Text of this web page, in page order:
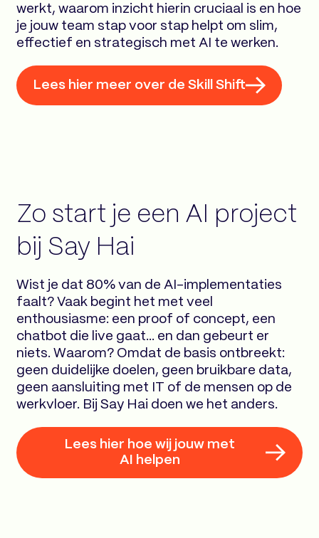
werkt, waarom inzicht hierin cruciaal is en hoe
je jouw team stap voor stap helpt om slim,
effectief en strategisch met AI te werken.
Lees hier meer over de Skill Shift
Zo start je een AI project
bij Say Hai
Wist je dat 80% van de AI-implementaties
faalt? Vaak begint het met veel
enthousiasme: een proof of concept, een
chatbot die live gaat... en dan gebeurt er
niets. Waarom? Omdat de basis ontbreekt:
geen duidelijke doelen, geen bruikbare data,
geen aansluiting met IT of de mensen op de
werkvloer. Bij Say Hai doen we het anders.
Lees hier hoe wij jouw met
AI helpen